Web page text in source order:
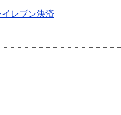
イレブン決済